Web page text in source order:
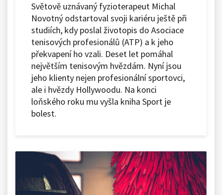
Světově uznávaný fyzioterapeut Michal
Novotný odstartoval svoji kariéru ještě při
studiích, kdy poslal životopis do Asociace
tenisových profesionálů (ATP) a k jeho
překvapení ho vzali. Deset let pomáhal
největším tenisovým hvězdám. Nyní jsou
jeho klienty nejen profesionální sportovci,
ale i hvězdy Hollywoodu. Na konci
loňského roku mu vyšla kniha Sport je
bolest.